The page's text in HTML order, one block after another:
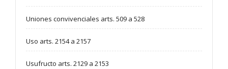
Uniones convivenciales arts. 509 a 528
Uso arts. 2154 a 2157
Usufructo arts. 2129 a 2153